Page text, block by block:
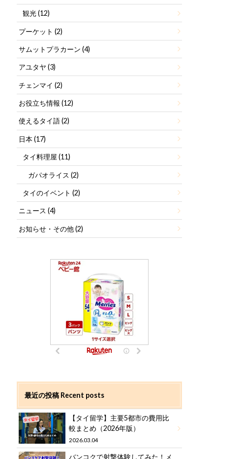
観光(12)
プーケット(2)
サムットプラカーン(4)
アユタヤ(3)
チェンマイ(2)
お役立ち情報(12)
使えるタイ語(2)
日本(17)
タイ料理屋 (11)
ガパオライス(2)
タイのイベント (2)
ニュース(4)
お知らせ・その他(2)
最近の投稿 Recent posts
【タイ留学】主要5都市の費用比
較まとめ（2026年版）
2026.03.04
バンコクで射撃体験してみた！メ